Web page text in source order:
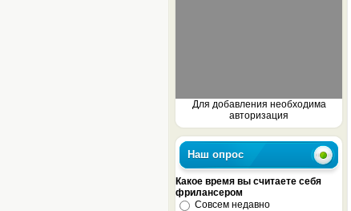
Для добавления необходима
авторизация
Наш опрос
Какое время вы считаете себя
фрилансером
Совсем недавно